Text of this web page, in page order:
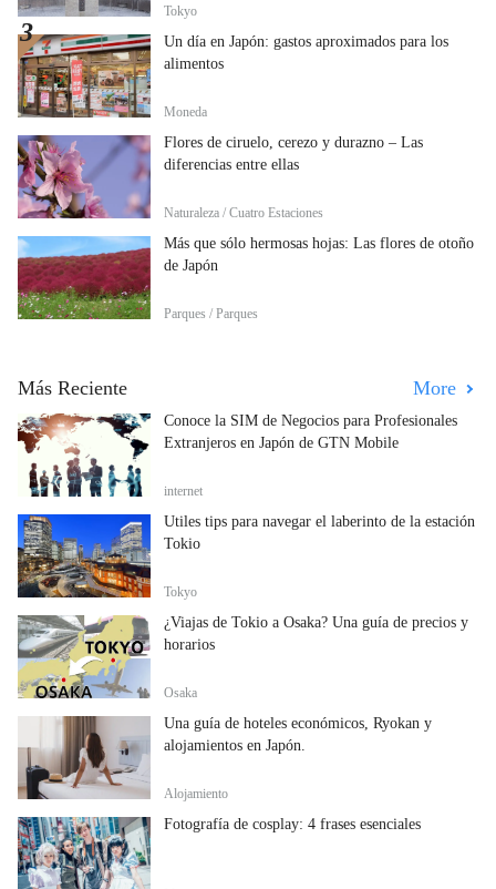
Tokyo
Un día en Japón: gastos aproximados para los
alimentos
Moneda
Flores de ciruelo, cerezo y durazno – Las
diferencias entre ellas
Naturaleza / Cuatro Estaciones
Más que sólo hermosas hojas: Las flores de otoño
de Japón
Parques / Parques
Más Reciente More
Conoce la SIM de Negocios para Profesionales
Extranjeros en Japón de GTN Mobile
internet
Útiles tips para navegar el laberinto de la estación
Tokio
Tokyo
¿Viajas de Tokio a Osaka? Una guía de precios y
horarios
Osaka
Una guía de hoteles económicos, Ryokan y
alojamientos en Japón.
Alojamiento
Fotografía de cosplay: 4 frases esenciales